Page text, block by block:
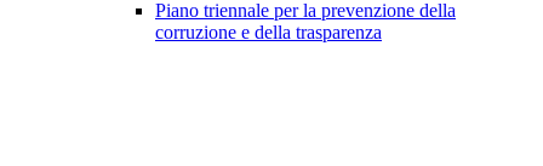
Piano triennale per la prevenzione della
corruzione e della trasparenza